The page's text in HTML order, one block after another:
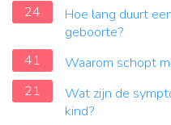
24
Hoe lang duurt
geboorte?
41
Waarom schopt
21
Wat zijn de
kind?